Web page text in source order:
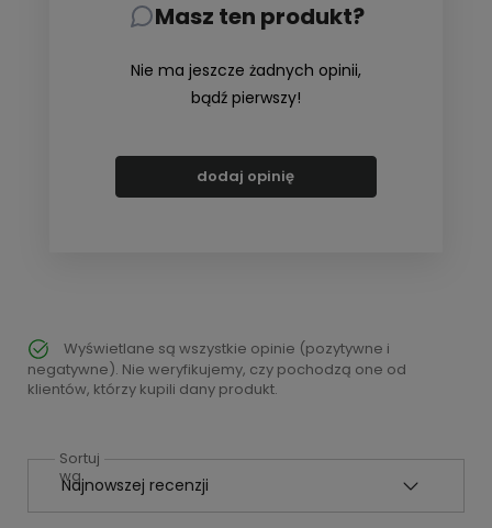
Masz ten produkt?
Nie ma jeszcze żadnych opinii,
bądź pierwszy!
dodaj opinię
Wyświetlane są wszystkie opinie (pozytywne i
negatywne). Nie weryfikujemy, czy pochodzą one od
klientów, którzy kupili dany produkt.
Sortuj
wg